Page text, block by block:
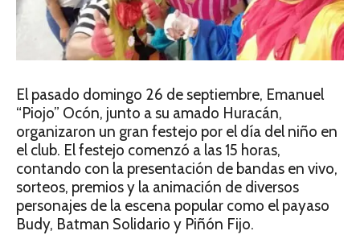
El pasado domingo 26 de septiembre, Emanuel
“Piojo” Ocón, junto a su amado Huracán,
organizaron un gran festejo por el día del niño en
el club. El festejo comenzó a las 15 horas,
contando con la presentación de bandas en vivo,
sorteos, premios y la animación de diversos
personajes de la escena popular como el payaso
Budy, Batman Solidario y Piñón Fijo.